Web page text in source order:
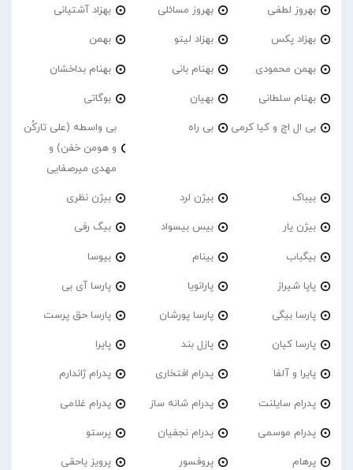
بهروز لطفی بهروز مسائلی بهزاد آشتیانی
بهزاد پکس بهزاد لیتو بهمن
بهمن محمودی بهنام بانی بهنام بداخشان
بهنام سلطانی بهیان بوگاتی
بی ال اچ و کیا کرمی بی راه
بی واسطه (علی تارکُن
و هومن خفن) و
مهدی میرصفایی
بیباک بیژن لرد بیژن نظری
بیژن یار بیس بیسواد بیگ رفی
بیگباب بینام بیوسا
پاپا شیراز پارانویا پارسا آی بی
پارسا بیگی پارسا پورشان پارسا حق پرست
پارسا کیان پازل بند پایرا
پایرا و آلفا پدرام افتخاری پدرام ژاندارم
پدرام‌ سایلنت پدرام شانه ساز پدرام غلامی
پدرام موسمی پدرام نجفیان پرستو
پرهام پروفسور پرویز یاحقی